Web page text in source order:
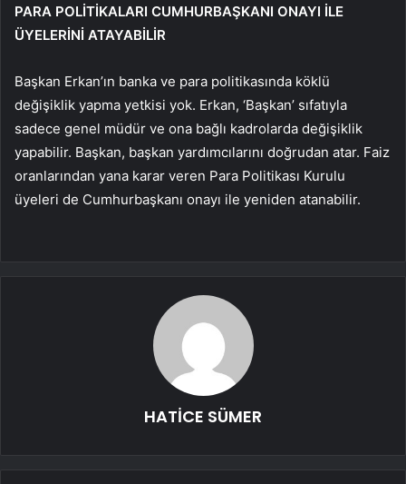
PARA POLİTİKALARI CUMHURBAŞKANI ONAYI İLE
ÜYELERİNİ ATAYABİLİR
Başkan Erkan’ın banka ve para politikasında köklü
değişiklik yapma yetkisi yok. Erkan, ‘Başkan’ sıfatıyla
sadece genel müdür ve ona bağlı kadrolarda değişiklik
yapabilir. Başkan, başkan yardımcılarını doğrudan atar. Faiz
oranlarından yana karar veren Para Politikası Kurulu
üyeleri de Cumhurbaşkanı onayı ile yeniden atanabilir.
HATİCE SÜMER